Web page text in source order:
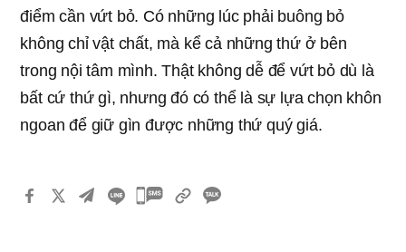
điểm cần vứt bỏ. Có những lúc phải buông bỏ
không chỉ vật chất, mà kể cả những thứ ở bên
trong nội tâm mình. Thật không dễ để vứt bỏ dù là
bất cứ thứ gì, nhưng đó có thể là sự lựa chọn khôn
ngoan để giữ gìn được những thứ quý giá.
카